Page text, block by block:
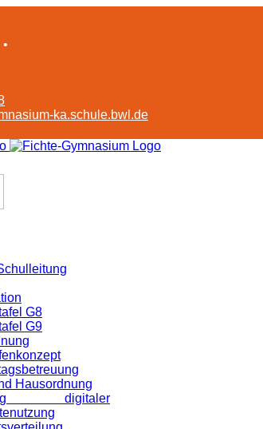
ka.schule.bwl.de
G8
G9
Hausordnung
digitaler